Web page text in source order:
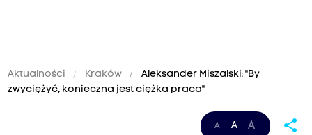
Aktualności Kraków
Aleksander Miszalski: "By
zwyciężyć, konieczna jest ciężka praca"
A A A share